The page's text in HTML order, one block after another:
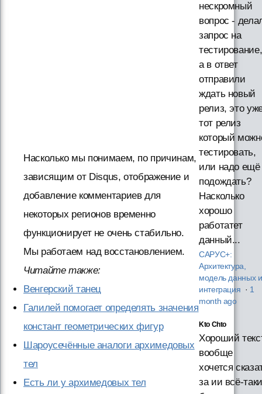
Насколько мы понимаем, по причинам,
зависящим от Disqus, отображение и
добавление комментариев для
некоторых регионов временно
функционирует не очень стабильно.
Мы работаем над восстановлением.
Читайте также:
Венгерский танец
Галилей помогает определять значения
констант геометрических фигур
Шароусечённые аналоги архимедовых
тел
Есть ли у архимедовых тел
нескромный
вопрос -
запрос на
тестирование,
а в ответ
отправили
ждать новый
релиз, это
тот релиз
который
тестировать,
или надо ещё
подождать?
Насколько
хорошо
работатет
данный...
САРУС+:
Архитектура,
модель данных и
интеграция · 1
month ago
Kto Chto
Хороший
вообще
хочется
за ии всё-таки